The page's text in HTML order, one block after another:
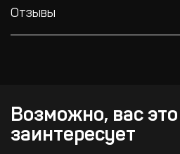
Отзывы
Возможно, вас это
заинтересует